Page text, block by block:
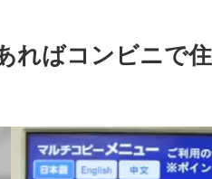
ればコンビニで